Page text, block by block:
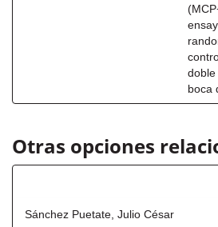
doble
boca
Otras opciones
Sánchez Puetate, Julio César